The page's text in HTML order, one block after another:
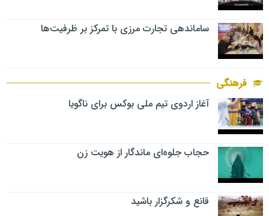
ساماندهی تجارت مرزی با تمرکز بر ظرفیت‌ها
فرهنگی
آغاز اردوی تیم ملی بوکس برای ناگویا
حجاب جلوه‌ای ماندگار از هویت زن
قانع و شکرگزار باشید